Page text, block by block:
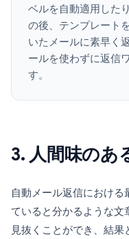
ベルを自動適用した
の後、テンプレート
いたメールに素早く
ールを使わずに返信
す。
3. 人間味のあ
自動メール返信におけ
ていると分かるような文
見抜くことができ、結